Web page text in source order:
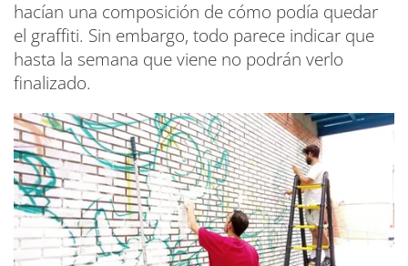
hacían una composición de cómo podía quedar
el graffiti. Sin embargo, todo parece indicar que
hasta la semana que viene no podrán verlo
finalizado.